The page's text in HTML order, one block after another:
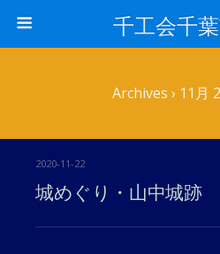
千工会千
Archives › 11月
2020-11-22
城めぐり・山中城跡